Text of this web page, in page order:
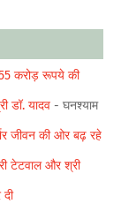
करोड़ रूपये की
डॉ. यादव - घनश्याम
जीवन की ओर बढ़ रहे
टेटवाल और श्री